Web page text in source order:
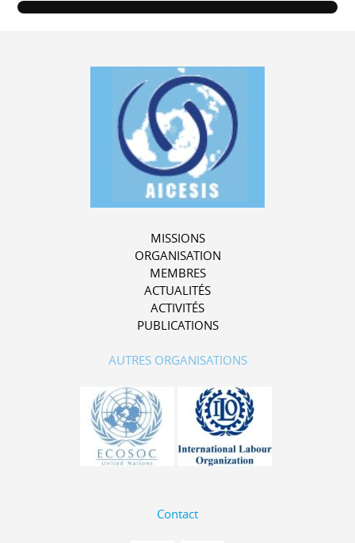
MISSIONS
ORGANISATION
MEMBRES
ACTUALITÉS
ACTIVITÉS
PUBLICATIONS
AUTRES ORGANISATIONS
Contact